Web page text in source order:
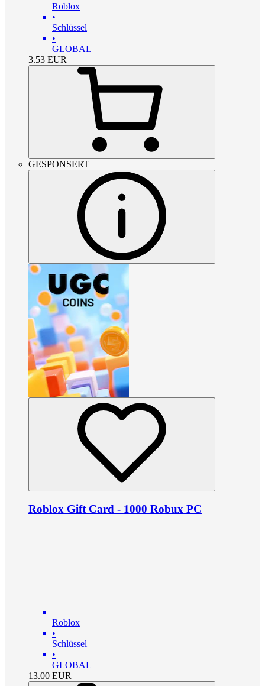
Roblox
•
Schlüssel
•
GLOBAL
3.53 EUR
GESPONSERT
Roblox Gift Card - 1000 Robux PC
Roblox
•
Schlüssel
•
GLOBAL
13.00 EUR